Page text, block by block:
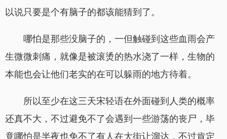
以说只要是个有脑子的都该能猜到了。
哪怕是那些没脑子的，一但触碰到这些血雨会产
生微微刺痛，就像是被滚烫的热水浇了一样，生物的
本能也会让他们老实的在可以躲雨的地方待着。
所以至少在这三天宋轻语在外面碰到人类的概率
还真不大，不过避免不了会遇到一些游荡的丧尸，毕
竟哪怕是半夜也免不了有人在大街让溜达，不过肯定